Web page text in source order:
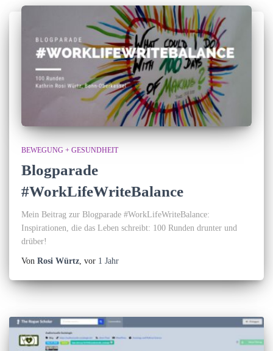
t u
d
m
BEWEGUNG + GESUNDHEIT
Blogparade
#WorkLifeWriteBalance
Mein Beitrag zur Blogparade #WorkLifeWriteBalance:
Inspirationen, die das Leben schreibt: 100 Runden drunter und
drüber!
Von Rosi Würtz, vor 1 Jahr